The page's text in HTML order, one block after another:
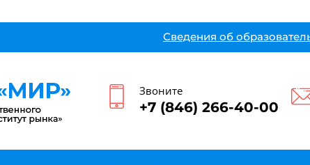
Сведения об
Звоните
+7 (846) 266-40-00